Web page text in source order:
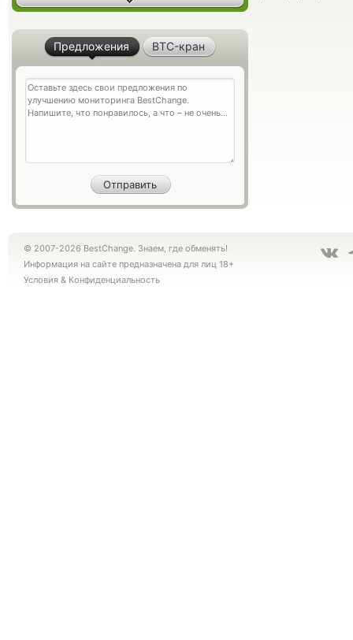
Предложения BTC-кран
© 2007-2026 BestChange. Знаем, где обменять!
Информация на сайте предназначена для лиц 18+
Условия & Конфиденциальность